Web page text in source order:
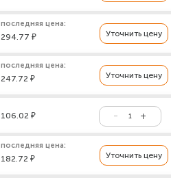
последняя цена:
294.77 ₽ Уточнить цену
последняя цена:
247.72 ₽ Уточнить цену
106.02 ₽
последняя цена:
182.72 ₽ Уточнить цену